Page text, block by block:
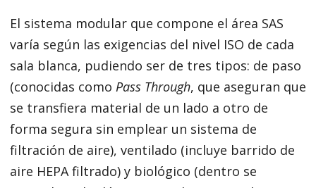
El sistema modular que compone el área SAS
varía según las exigencias del nivel ISO de cada
sala blanca, pudiendo ser de tres tipos: de paso
(conocidas como Pass Through, que aseguran que
se transfiera material de un lado a otro de
forma segura sin emplear un sistema de
filtración de aire), ventilado (incluye barrido de
aire HEPA filtrado) y biológico (dentro se